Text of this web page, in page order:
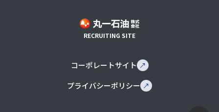
RECRUITING SITE
コーポレートサイト
プライバシーポリシー